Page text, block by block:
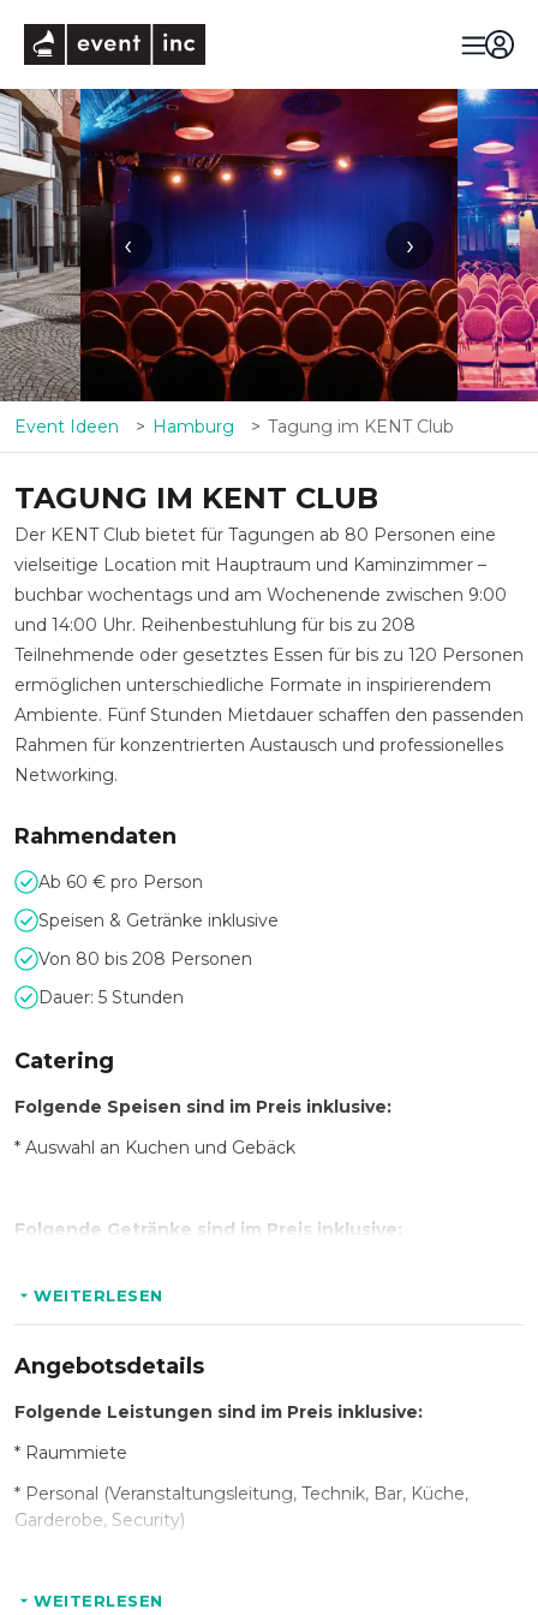
‹ ›
Event Ideen Hamburg Tagung im KENT Club
TAGUNG IM KENT CLUB
Der KENT Club bietet für Tagungen ab 80 Personen eine
vielseitige Location mit Hauptraum und Kaminzimmer –
buchbar wochentags und am Wochenende zwischen 9:00
und 14:00 Uhr. Reihenbestuhlung für bis zu 208
Teilnehmende oder gesetztes Essen für bis zu 120 Personen
ermöglichen unterschiedliche Formate in inspirierendem
Ambiente. Fünf Stunden Mietdauer schaffen den passenden
Rahmen für konzentrierten Austausch und professionelles
Networking.
Rahmendaten
Ab 60 € pro Person
Speisen & Getränke inklusive
Von 80 bis 208 Personen
Dauer: 5 Stunden
Catering
Folgende Speisen sind im Preis inklusive:
* Auswahl an Kuchen und Gebäck
Folgende Getränke sind im Preis inklusive:
* Kaffee
WEITERLESEN
Angebotsdetails
Folgende Leistungen sind im Preis inklusive:
* Raummiete
* Personal (Veranstaltungsleitung, Technik, Bar, Küche,
Garderobe, Security)
* Professionelle technische Ausstattung laut Technical
WEITERLESEN